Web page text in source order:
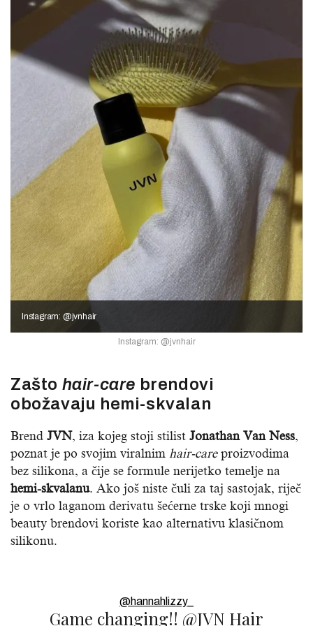
Instagram: @jvnhair
Instagram: @jvnhair
Zašto hair-care brendovi
obožavaju hemi-skvalan
Brend JVN, iza kojeg stoji stilist Jonathan Van Ness,
poznat je po svojim viralnim hair-careproizvodima
bez silikona, a čije se formule nerijetko temelje na
hemi-skvalanu. Ako još niste čuli za taj sastojak, riječ
je o vrlo laganom derivatu šećerne trske koji mnogi
beauty brendovi koriste kao alternativu klasičnom
silikonu.
@hannahlizzy_
Game changing!! @JVN Hair